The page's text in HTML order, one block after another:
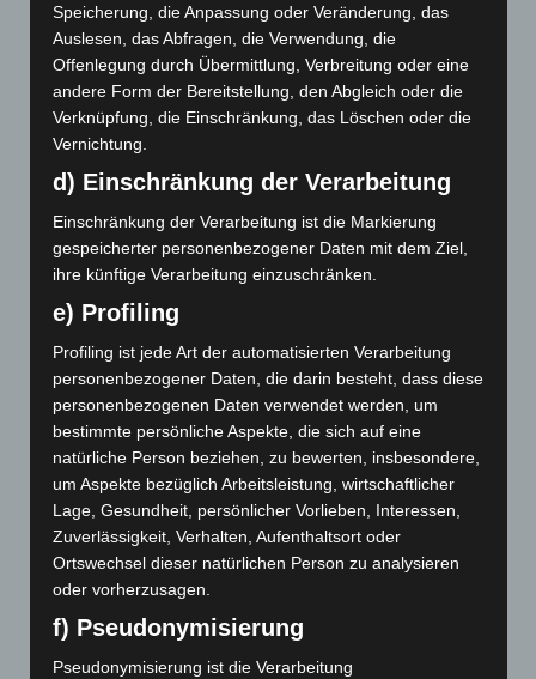
KATEGORIEN
KLIMAFRAGEN
SCHLAGWÖRTER
ABWEHRMECHANISMEN,ÄNGSTE,ENTWICKLUNG
Deine E-Mail-Adresse wird nicht veröffentlicht.
Erforderliche Felder sind mit*markiert
Name *
Speicherung, die Anpassung oder Veränderung, das
Auslesen, das Abfragen, die Verwendung, die
Offenlegung durch Übermittlung, Verbreitung oder eine
andere Form der Bereitstellung, den Abgleich oder die
Verknüpfung, die Einschränkung, das Löschen oder die
Vernichtung.
d) Einschränkung der Verarbeitung
Einschränkung der Verarbeitung ist die Markierung
gespeicherter personenbezogener Daten mit dem Ziel,
ihre künftige Verarbeitung einzuschränken.
e) Profiling
Profiling ist jede Art der automatisierten Verarbeitung
personenbezogener Daten, die darin besteht, dass diese
personenbezogenen Daten verwendet werden, um
bestimmte persönliche Aspekte, die sich auf eine
natürliche Person beziehen, zu bewerten, insbesondere,
um Aspekte bezüglich Arbeitsleistung, wirtschaftlicher
Lage, Gesundheit, persönlicher Vorlieben, Interessen,
Zuverlässigkeit, Verhalten, Aufenthaltsort oder
Ortswechsel dieser natürlichen Person zu analysieren
oder vorherzusagen.
f) Pseudonymisierung
Pseudonymisierung ist die Verarbeitung